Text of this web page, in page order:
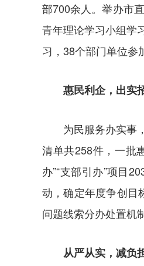
部700余人。举办市
青年理论学习小组学
习，38个部门单位参
惠民利企，出实
为民服务办实事
清单共258件，一批
办”“支部引办”项目
动，确定年度争创目
问题线索分办处置机
从严从实，减负